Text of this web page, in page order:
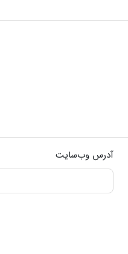
آدرس وب‌سایت